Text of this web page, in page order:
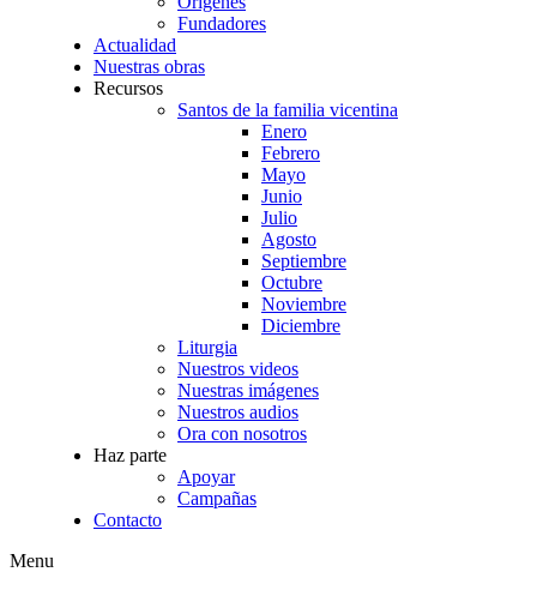
Fundadores
Actualidad
Nuestras obras
Recursos
Santos de la familia vicentina
Enero
Febrero
Mayo
Junio
Julio
Agosto
Septiembre
Octubre
Noviembre
Diciembre
Liturgia
Nuestros videos
Nuestras imágenes
Nuestros audios
Ora con nosotros
Haz parte
Apoyar
Campañas
Contacto
Menu